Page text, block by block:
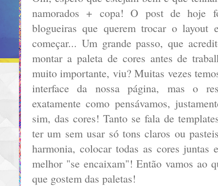
namorados + copa! O post de hoje
blogueiras que querem trocar o layout
começar... Um grande passo, que
montar a paleta de cores antes de
muito importante, viu? Muitas vezes
interface da nossa página, mas o
exatamente como pensávamos,
sim, das cores! Tanto se fala de
ter um sem usar só tons claros ou
harmonia, colocar todas as cores juntas
melhor "se encaixam"! Então vamos ao
que gostem das paletas!